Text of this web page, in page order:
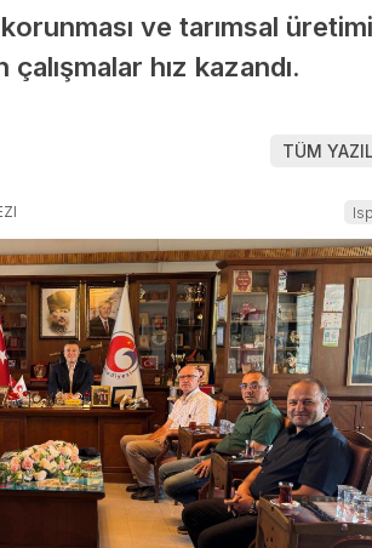
korunması ve tarımsal
hız kazandı.
TÜM